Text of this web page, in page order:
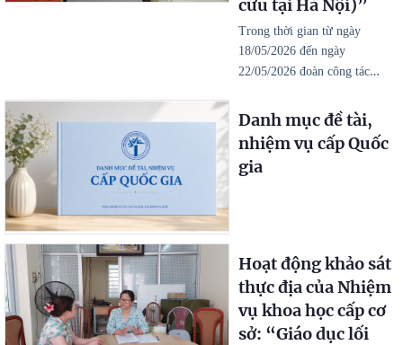
cứu tại Hà Nội)”
Trong thời gian từ ngày
18/05/2026 đến ngày
22/05/2026 đoàn công tác…
Danh mục đề tài,
nhiệm vụ cấp Quốc
gia
Hoạt động khảo sát
thực địa của Nhiệm
vụ khoa học cấp cơ
sở: “Giáo dục lối